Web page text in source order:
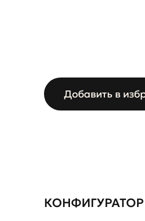
Добавить в
КОНФИГУРАТОР